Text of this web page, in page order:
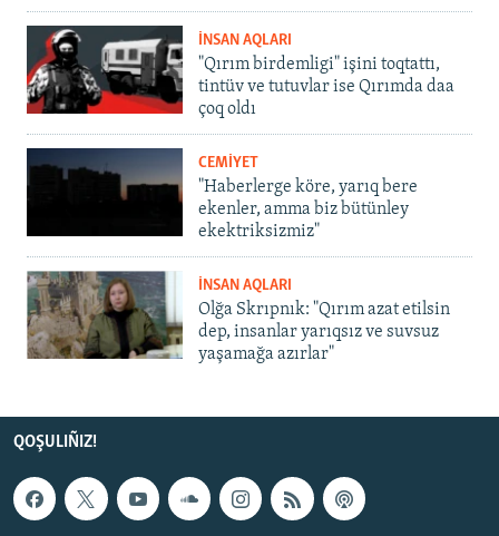
İNSAN AQLARI
"Qırım birdemligi" işini toqtattı,
tintüv ve tutuvlar ise Qırımda daa
çoq oldı
CEMİYET
"Haberlerge köre, yarıq bere
ekenler, amma biz bütünley
ekektriksizmiz"
İNSAN AQLARI
Olğa Skrıpnık: "Qırım azat etilsin
dep, insanlar yarıqsız ve suvsuz
yaşamağa azırlar"
QOŞULIÑIZ!